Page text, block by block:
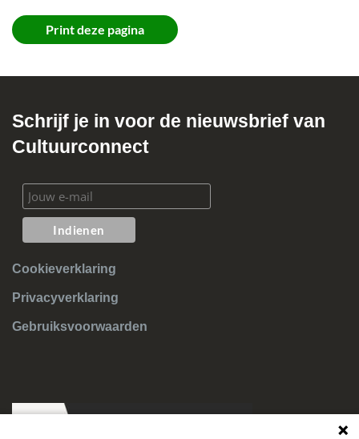
Print deze pagina
Schrijf je in voor de nieuwsbrief van
Cultuurconnect
Cookieverklaring
Privacyverklaring
Gebruiksvoorwaarden